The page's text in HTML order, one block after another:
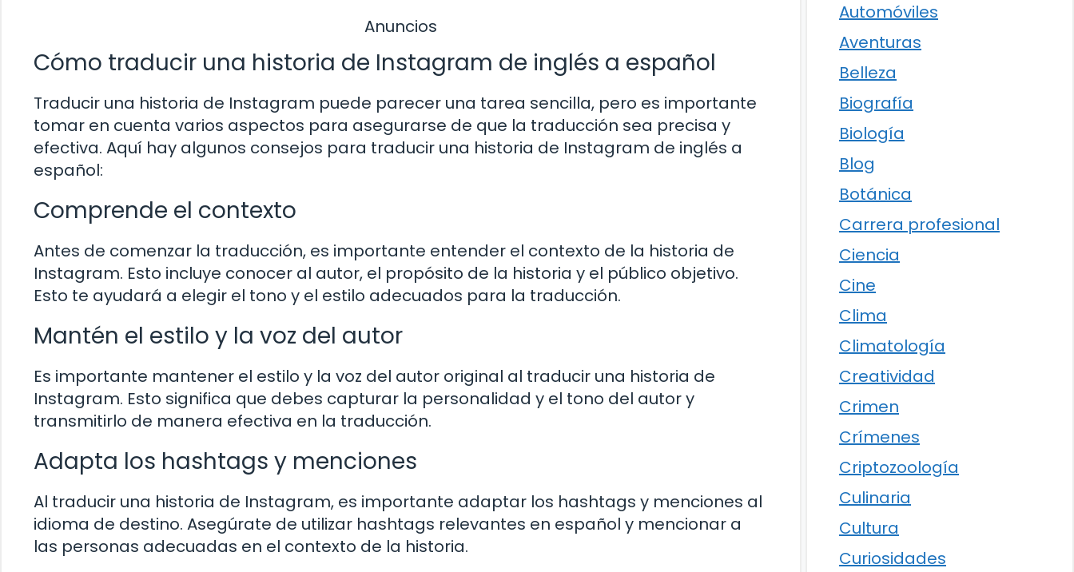
Anuncios
Cómo traducir una historia de Instagram de inglés a español
Traducir una historia de Instagram puede parecer una tarea sencilla, pero es importante
tomar en cuenta varios aspectos para asegurarse de que la traducción sea precisa y
efectiva. Aquí hay algunos consejos para traducir una historia de Instagram de inglés a
español:
Comprende el contexto
Antes de comenzar la traducción, es importante entender el contexto de la historia de
Instagram. Esto incluye conocer al autor, el propósito de la historia y el público objetivo.
Esto te ayudará a elegir el tono y el estilo adecuados para la traducción.
Mantén el estilo y la voz del autor
Es importante mantener el estilo y la voz del autor original al traducir una historia de
Instagram. Esto significa que debes capturar la personalidad y el tono del autor y
transmitirlo de manera efectiva en la traducción.
Adapta los hashtags y menciones
Al traducir una historia de Instagram, es importante adaptar los hashtags y menciones al
idioma de destino. Asegúrate de utilizar hashtags relevantes en español y mencionar a
las personas adecuadas en el contexto de la historia.
Automóviles
Aventuras
Belleza
Biografía
Biología
Blog
Botánica
Carrera profesional
Ciencia
Cine
Clima
Climatología
Creatividad
Crimen
Crímenes
Criptozoología
Culinaria
Cultura
Curiosidades